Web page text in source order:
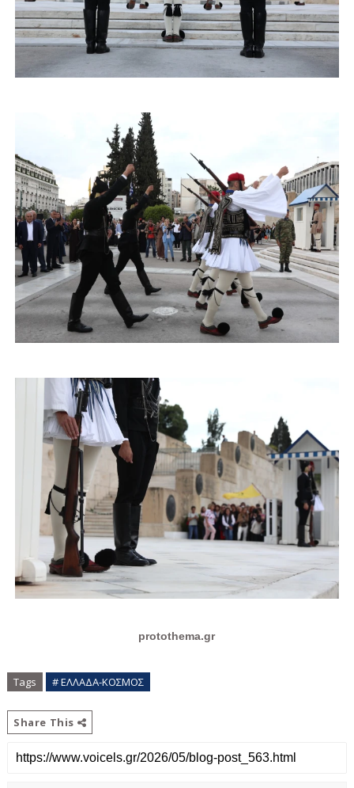
protothema.gr
Tags # ΕΛΛΑΔΑ-ΚΟΣΜΟΣ
Share This